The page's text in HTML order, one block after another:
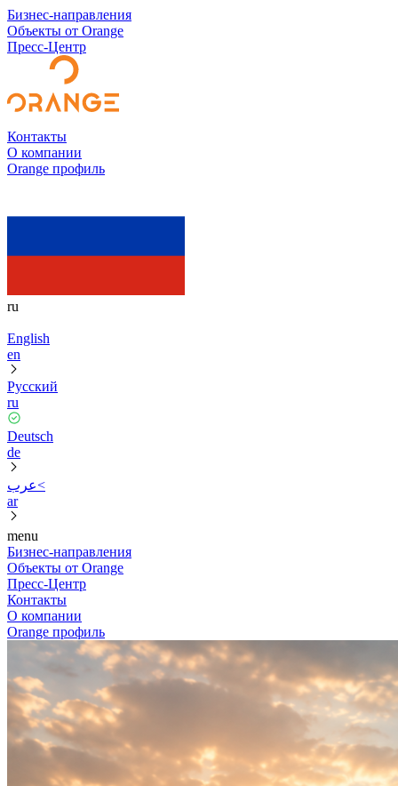
Бизнес-направления
Объекты от Orange
Пресс-Центр
Контакты
О компании
Orange профиль
ru
English
en
Русский
ru
Deutsch
de
عرب<
ar
menu
Бизнес-направления
Объекты от Orange
Пресс-Центр
Контакты
О компании
Orange профиль